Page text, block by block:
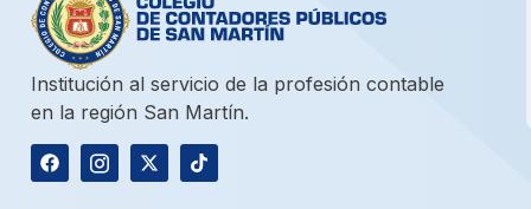
Institución al servicio de la profesión contable
en la región San Martín.